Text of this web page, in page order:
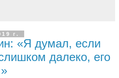
г.
«Я думал, если
далеко, его